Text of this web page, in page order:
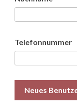
Telefonnummer